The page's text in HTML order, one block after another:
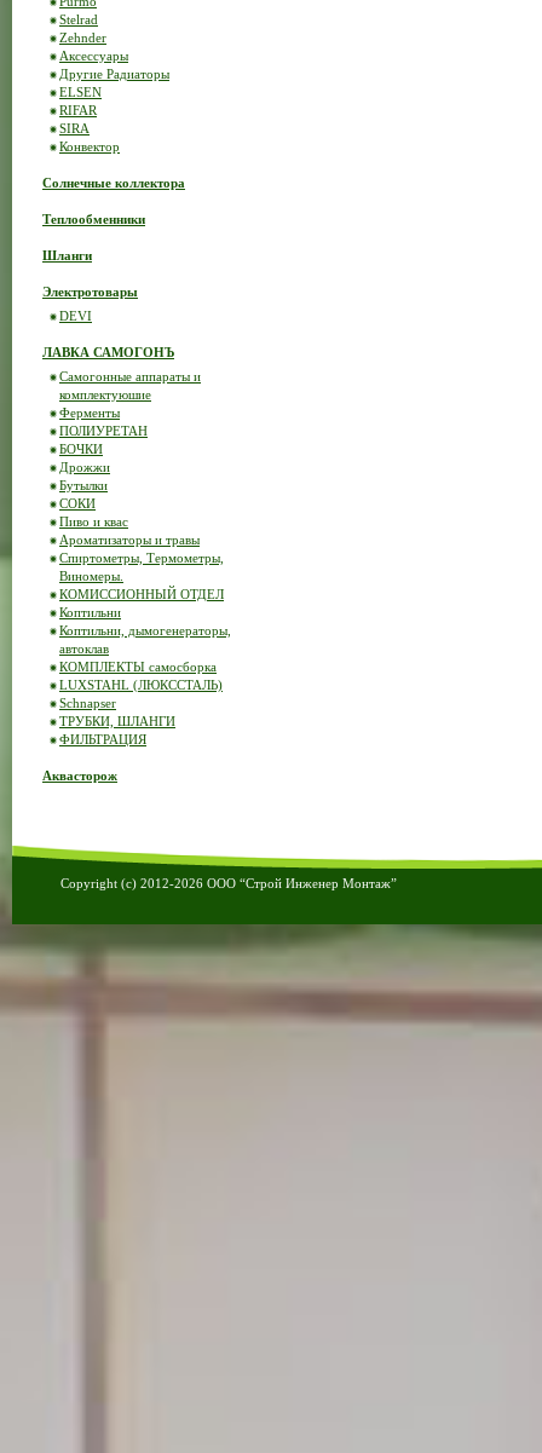
Stelrad
Zehnder
Аксессуары
Другие Радиаторы
ELSEN
RIFAR
SIRA
Конвектор
Солнечные коллектора
Теплообменники
Шланги
Электротовары
DEVI
ЛАВКА САМОГОНЪ
Самогонные аппараты и
комплектуюшие
Ферменты
ПОЛИУРЕТАН
БОЧКИ
Дрожжи
Бутылки
СОКИ
Пиво и квас
Ароматизаторы и травы
Спиртометры, Термометры,
Виномеры.
КОМИССИОННЫЙ ОТДЕЛ
Коптильни
Коптильни, дымогенераторы,
автоклав
КОМПЛЕКТЫ самосборка
LUXSTAHL (ЛЮКССТАЛЬ)
Schnapser
ТРУБКИ, ШЛАНГИ
ФИЛЬТРАЦИЯ
Аквасторож
Copyright (c) 2012-2026 ООО “Строй Инженер Монтаж”